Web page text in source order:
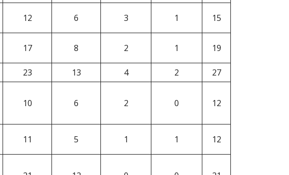
12 6 3 1 15
17 8 2 1 19
23 13 4 2
27
10 6 2 0 12
11 5 1 1 12